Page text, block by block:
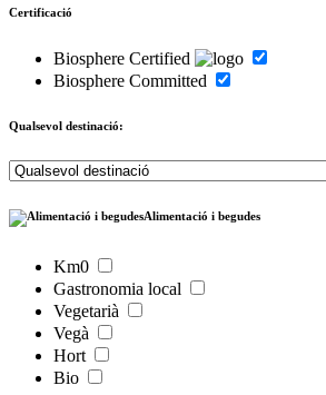
Certificació
Biosphere Certified
Biosphere Committed
Qualsevol destinació:
Alimentació i begudes
Km0
Gastronomia local
Vegetarià
Vegà
Hort
Bio